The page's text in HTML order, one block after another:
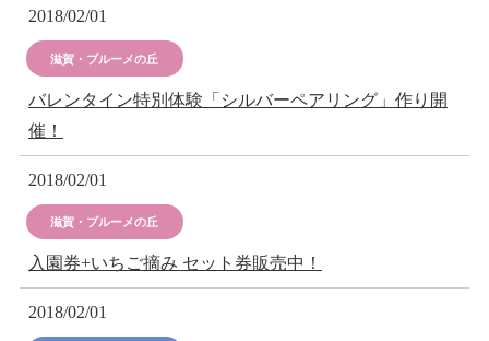
2018/02/01
滋賀・ブルーメの丘
バレンタイン特別体験「シルバーペアリング」作り開
催！
2018/02/01
滋賀・ブルーメの丘
入園券+いちご摘み セット券販売中！
2018/02/01